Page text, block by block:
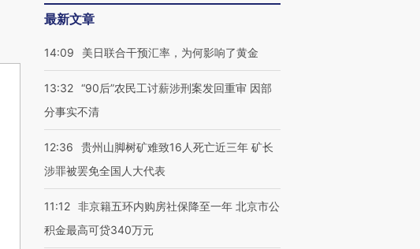
最新文章
14:09 美日联合干预汇率，为何影响了黄金
13:32 “90后”农民工讨薪涉刑案发回重审 因部
分事实不清
12:36
贵州山脚树矿难致16人死亡近三年 矿长
涉罪被罢免全国人大代表
11:12 非京籍五环内购房社保降至一年 北京市公
积金最高可贷340万元